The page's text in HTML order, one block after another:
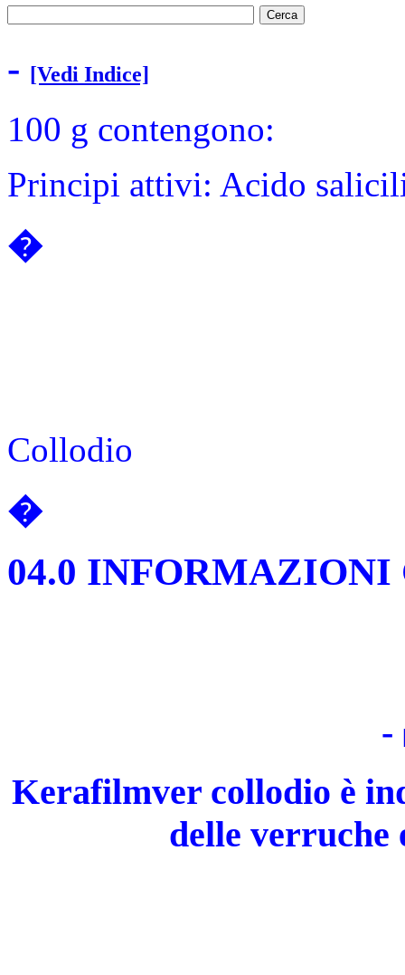
- [Vedi Indice]
100 g contengono:
Principi attivi: Acido
�
Collodio
�
04.0
-
Kerafilmver collodio è
delle verruche